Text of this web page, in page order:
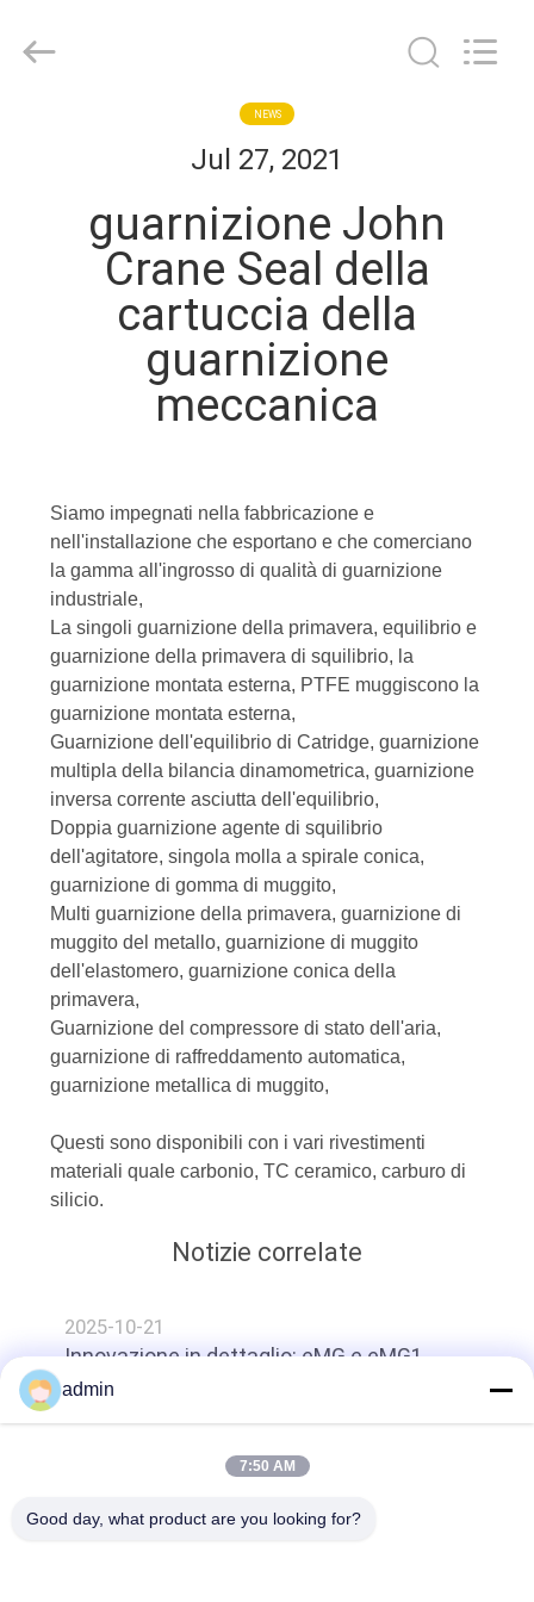
DELLA
FABBRICA
CONTROLLO
QUALITÀ
CONTATTICI
RICHIEDA
UNA
CITAZIONE
MAPPA
DEL
SITO
PRIVACY
POLICY
Trade
NEWS
Jul 27, 2021
guarnizione John
Crane Seal della
cartuccia della
guarnizione
meccanica
Siamo impegnati nella fabbricazione e
nell'installazione che esportano e che comerciano
la gamma all'ingrosso di qualità di guarnizione
industriale,
La singoli guarnizione della primavera, equilibrio e
guarnizione della primavera di squilibrio, la
guarnizione montata esterna, PTFE muggiscono la
guarnizione montata esterna,
Guarnizione dell'equilibrio di Catridge, guarnizione
multipla della bilancia dinamometrica, guarnizione
inversa corrente asciutta dell'equilibrio,
Doppia guarnizione agente di squilibrio
dell'agitatore, singola molla a spirale conica,
guarnizione di gomma di muggito,
Multi guarnizione della primavera, guarnizione di
muggito del metallo, guarnizione di muggito
dell'elastomero, guarnizione conica della
primavera,
Guarnizione del compressore di stato dell'aria,
guarnizione di raffreddamento automatica,
guarnizione metallica di muggito,
Questi sono disponibili con i vari rivestimenti
materiali quale carbonio, TC ceramico, carburo di
silicio.
Notizie correlate
2025-10-21
Innovazione in dettaglio: eMG e eMG1
top
admin
7:50 AM
Good day, what product are you looking for?